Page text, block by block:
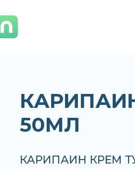
50МЛ
КАРИПАИН КРЕМ